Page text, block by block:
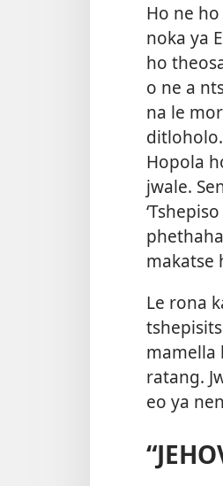
Ho ne
noka ya
ho
o ne a
na le
Hopola
jwale.
makatse
Le rona
mamella
ratang.
eo ya